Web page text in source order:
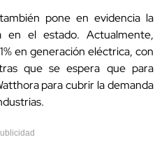
pone en evidencia la
en el estado. Actualmente,
en generación eléctrica, con
que se espera que para
para cubrir la demanda